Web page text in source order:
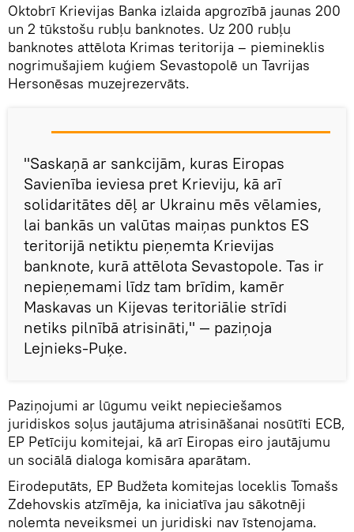
Oktobrī Krievijas Banka izlaida apgrozībā jaunas 200
un 2 tūkstošu rubļu banknotes. Uz 200 rubļu
banknotes attēlota Krimas teritorija – piemineklis
nogrimušajiem kuģiem Sevastopolē un Tavrijas
Hersonēsas muzejrezervāts.
"Saskaņā ar sankcijām, kuras Eiropas
Savienība ieviesa pret Krieviju, kā arī
solidaritātes dēļ ar Ukrainu mēs vēlamies,
lai bankās un valūtas maiņas punktos ES
teritorijā netiktu pieņemta Krievijas
banknote, kurā attēlota Sevastopole. Tas ir
nepieņemami līdz tam brīdim, kamēr
Maskavas un Kijevas teritoriālie strīdi
netiks pilnībā atrisināti," — paziņoja
Lejnieks-Puķe.
Paziņojumi ar lūgumu veikt nepieciešamos
juridiskos soļus jautājuma atrisināšanai nosūtīti ECB,
EP Petīciju komitejai, kā arī Eiropas eiro jautājumu
un sociālā dialoga komisāra aparātam.
Eirodeputāts, EP Budžeta komitejas loceklis Tomašs
Zdehovskis atzīmēja, ka iniciatīva jau sākotnēji
nolemta neveiksmei un juridiski nav īstenojama.